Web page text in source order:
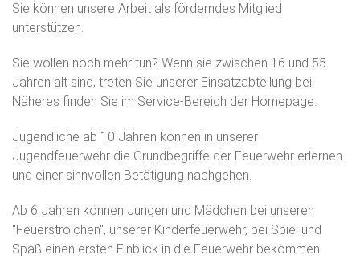
Sie können unsere Arbeit als förderndes Mitglied
unterstützen.
Sie wollen noch mehr tun? Wenn sie zwischen 16 und 55
Jahren alt sind, treten Sie unserer Einsatzabteilung bei.
Näheres finden Sie im Service-Bereich der Homepage.
Jugendliche ab 10 Jahren können in unserer
Jugendfeuerwehr die Grundbegriffe der Feuerwehr erlernen
und einer sinnvollen Betätigung nachgehen.
Ab 6 Jahren können Jungen und Mädchen bei unseren
"Feuerstrolchen", unserer Kinderfeuerwehr, bei Spiel und
Spaß einen ersten Einblick in die Feuerwehr bekommen.